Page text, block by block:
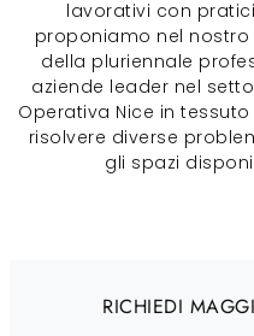
lavorativi con
proponiamo nel
della pluriennale
aziende leader nel
Operativa Nice in
risolvere diverse
gli spazi
RICHIEDI